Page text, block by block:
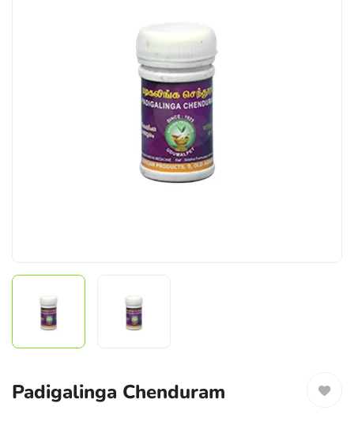
Padigalinga Chenduram